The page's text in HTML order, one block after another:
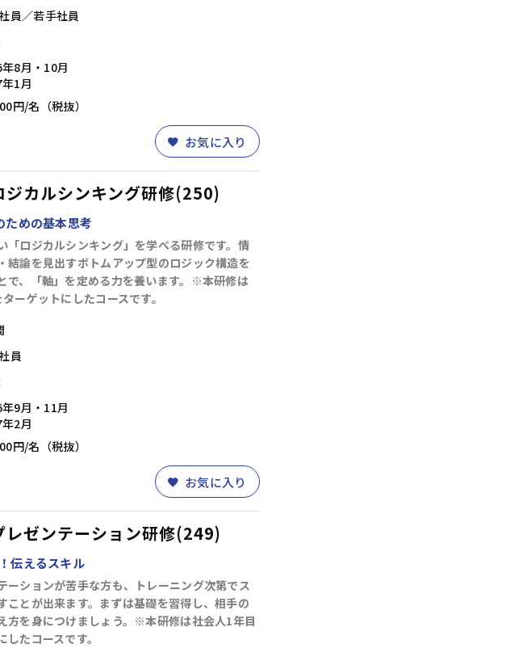
員／若手社員
8月・10月
1月
円/名（税抜）
お気に入り
ジカルシンキング研修(250)
ための基本思考
「ロジカルシンキング」を学べる研修です。情
結論を見出すボトムアップ型のロジック構造を
で、「軸」を定める力を養います。※本研修は
ーゲットにしたコースです。
員
9月・11月
2月
円/名（税抜）
お気に入り
レゼンテーション研修(249)
伝えるスキル
ーションが苦手な方も、トレーニング次第でス
ことが出来ます。まずは基礎を習得し、相手の
方を身につけましょう。※本研修は社会人1年目
たコースです。
ーシティ＆インクルージョン(5) 営業・サービス